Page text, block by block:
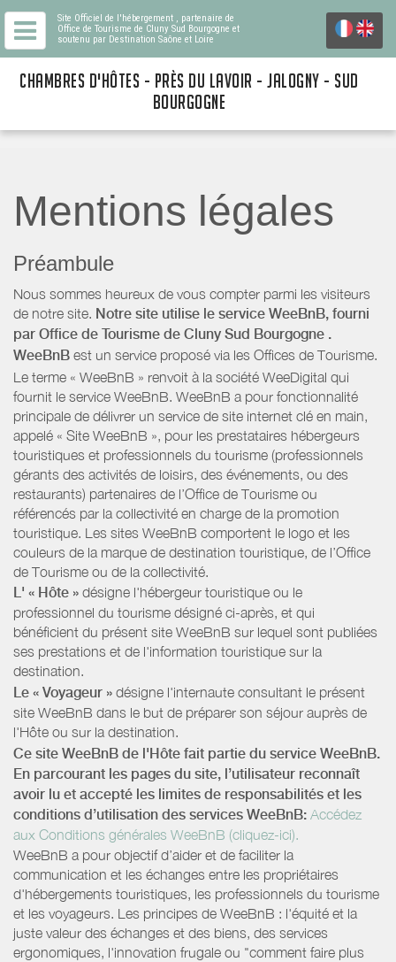
Site Officiel de l'hébergement , partenaire de
Office de Tourisme de Cluny Sud Bourgogne et
soutenu par Destination Saône et Loire
CHAMBRES D'HÔTES - PRÈS DU LAVOIR - JALOGNY - SUD
BOURGOGNE
Mentions légales
Préambule
Nous sommes heureux de vous compter parmi les visiteurs
de notre site. Notre site utilise le service WeeBnB, fourni
par Office de Tourisme de Cluny Sud Bourgogne .
WeeBnB est un service proposé via les Offices de Tourisme.
Le terme « WeeBnB » renvoit à la société WeeDigital qui
fournit le service WeeBnB. WeeBnB a pour fonctionnalité
principale de délivrer un service de site internet clé en main,
appelé « Site WeeBnB », pour les prestataires hébergeurs
touristiques et professionnels du tourisme (professionnels
gérants des activités de loisirs, des événements, ou des
restaurants) partenaires de l’Office de Tourisme ou
référencés par la collectivité en charge de la promotion
touristique. Les sites WeeBnB comportent le logo et les
couleurs de la marque de destination touristique, de l’Office
de Tourisme ou de la collectivité.
L' « Hôte » désigne l'hébergeur touristique ou le
professionnel du tourisme désigné ci-après, et qui
bénéficient du présent site WeeBnB sur lequel sont publiées
ses prestations et de l'information touristique sur la
destination.
Le « Voyageur » désigne l'internaute consultant le présent
site WeeBnB dans le but de préparer son séjour auprès de
l'Hôte ou sur la destination.
Ce site WeeBnB de l'Hôte fait partie du service WeeBnB.
En parcourant les pages du site, l’utilisateur reconnaît
avoir lu et accepté les limites de responsabilités et les
conditions d’utilisation des services WeeBnB: Accédez
aux Conditions générales WeeBnB (cliquez-ici).
WeeBnB a pour objectif d’aider et de faciliter la
communication et les échanges entre les propriétaires
d'hébergements touristiques, les professionnels du tourisme
et les voyageurs. Les principes de WeeBnB : l'équité et la
juste valeur des échanges et des biens, des services
ergonomiques, l'innovation frugale ou "comment faire plus